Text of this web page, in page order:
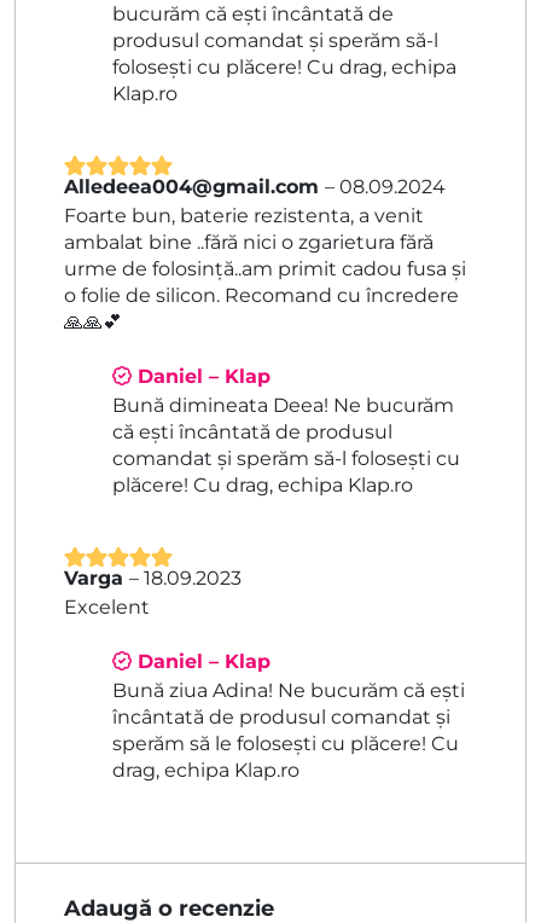
bucurăm că ești încântată de
produsul comandat și sperăm să-l
folosești cu plăcere! Cu drag, echipa
Klap.ro
Evaluat la5
din 5
Alledeea004@gmail.com – 08.09.2024
Foarte bun, baterie rezistenta, a venit
ambalat bine ..fără nici o zgarietura fără
urme de folosință..am primit cadou fusa și
o folie de silicon. Recomand cu încredere
🙏🙏💕
Daniel – Klap
Bună dimineata Deea! Ne bucurăm
că ești încântată de produsul
comandat și sperăm să-l folosești cu
plăcere! Cu drag, echipa Klap.ro
Evaluat la5
din 5
Varga – 18.09.2023
Excelent
Daniel – Klap
Bună ziua Adina! Ne bucurăm că ești
încântată de produsul comandat și
sperăm să le folosești cu plăcere! Cu
drag, echipa Klap.ro
Adaugă o recenzie